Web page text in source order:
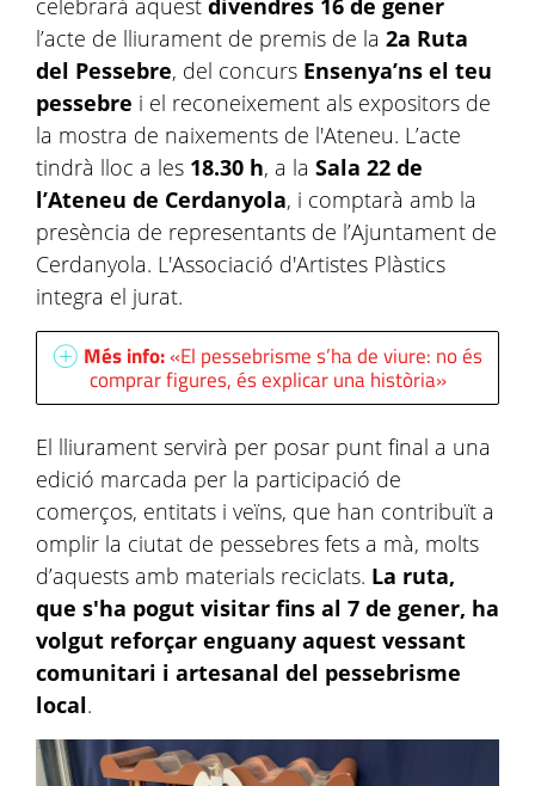
celebrarà aquest divendres 16 de gener
l’acte de lliurament de premis de la 2a Ruta
del Pessebre, del concurs Ensenya’ns el teu
pessebre i el reconeixement als expositors de
la mostra de naixements de l'Ateneu. L’acte
tindrà lloc a les 18.30 h, a la Sala 22 de
l’Ateneu de Cerdanyola, i comptarà amb la
presència de representants de l’Ajuntament de
Cerdanyola. L'Associació d'Artistes Plàstics
integra el jurat.
Més info:«El pessebrisme s’ha de viure: no és
comprar figures, és explicar una història»
El lliurament servirà per posar punt final a una
edició marcada per la participació de
comerços, entitats i veïns, que han contribuït a
omplir la ciutat de pessebres fets a mà, molts
d’aquests amb materials reciclats. La ruta,
que s'ha pogut visitar fins al 7 de gener, ha
volgut reforçar enguany aquest vessant
comunitari i artesanal del pessebrisme
local.